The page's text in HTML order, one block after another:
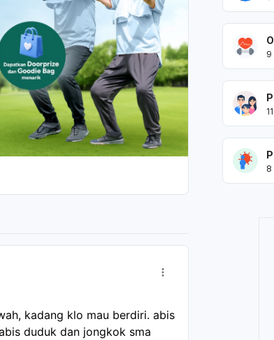
kadang klo mau berdiri. abis
duduk dan jongkok sma
9
11
8